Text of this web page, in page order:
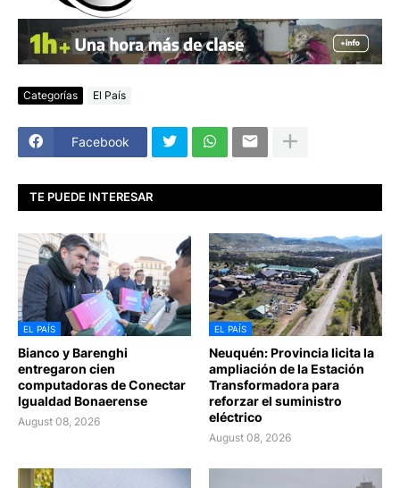
Categorías El País
Facebook
TE PUEDE INTERESAR
EL PAÍS
Bianco y Barenghi
entregaron cien
computadoras de Conectar
Igualdad Bonaerense
August 08, 2026
EL PAÍS
Neuquén: Provincia licita la
ampliación de la Estación
Transformadora para
reforzar el suministro
eléctrico
August 08, 2026